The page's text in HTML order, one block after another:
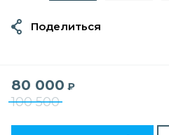
80 000 ₽
100 500
Поделиться